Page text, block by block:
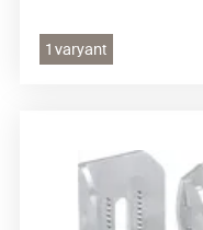
1 varyant